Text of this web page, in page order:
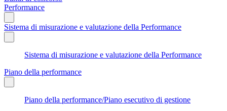
Performance
Sistema di misurazione e valutazione della Performance
Sistema di misurazione e valutazione della Performance
Piano della performance
Piano della performance/Piano esecutivo di gestione